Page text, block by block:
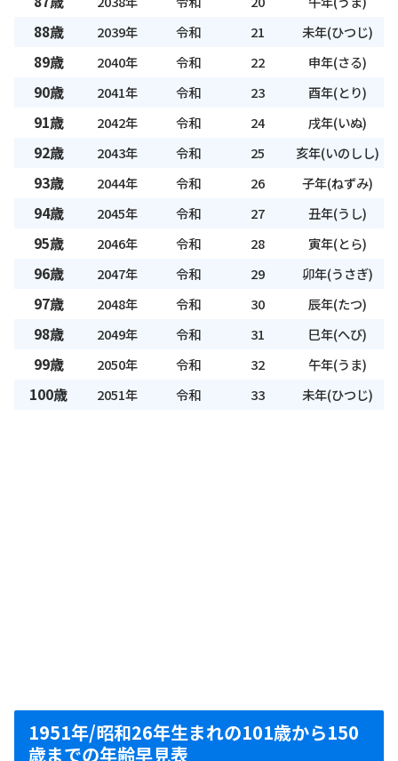
88歳 2039年 令和 21 未年(ひつじ)
89歳 2040年 令和 22 申年(さる)
90歳 2041年 令和 23 酉年(とり)
91歳 2042年 令和 24 戌年(いぬ)
92歳 2043年 令和 25 亥年(いのしし)
93歳 2044年 令和 26 子年(ねずみ)
94歳 2045年 令和 27 丑年(うし)
95歳 2046年 令和 28 寅年(とら)
96歳 2047年 令和 29 卯年(うさぎ)
97歳 2048年 令和 30 辰年(たつ)
98歳 2049年 令和 31 巳年(へび)
99歳 2050年 令和 32 午年(うま)
100歳 2051年 令和 33 未年(ひつじ)
1951年/昭和26年生まれの101歳から150
歳までの年齢早見表